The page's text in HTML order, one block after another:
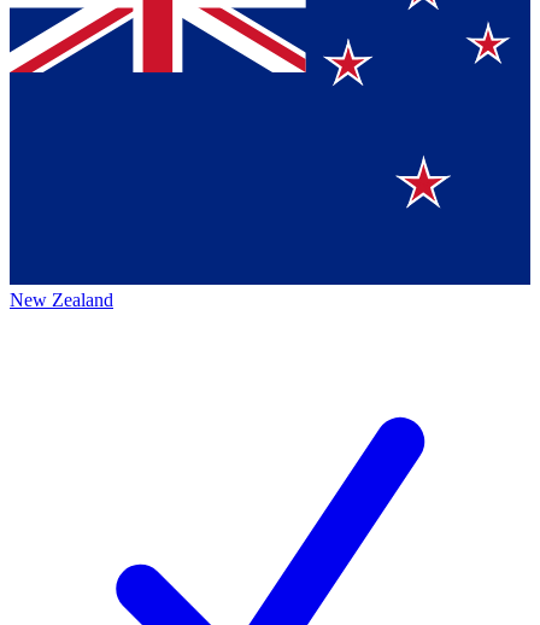
New Zealand